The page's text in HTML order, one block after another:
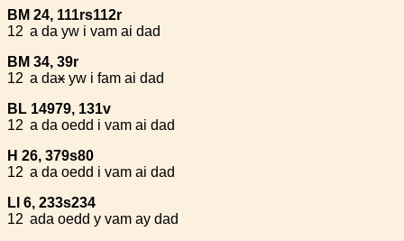
BM 24, 111rs112r
12 a da yw i vam ai dad
BM 34, 39r
12 a dax yw i fam ai dad
BL 14979, 131v
12 a da oedd i vam ai dad
H 26, 379s80
12 a da oedd i vam ai dad
Ll 6, 233s234
12 ada oedd y vam ay dad